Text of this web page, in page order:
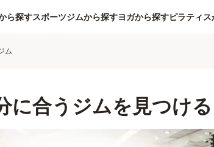
ら探すスポーツジムから探すヨガから探すピラティ
ム
に合うジムを見つける